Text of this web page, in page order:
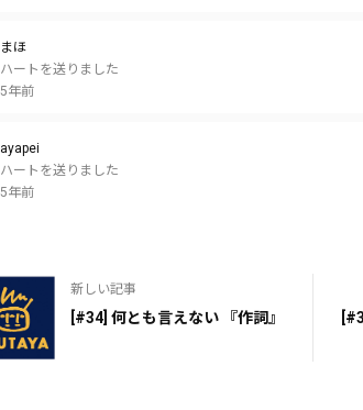
まほ
ハートを送りました
5年前
ayapei
ハートを送りました
5年前
新しい記事
[#34] 何とも言えない 『作詞』